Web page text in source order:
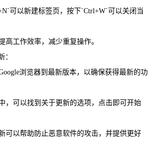
可以新建标签页，按下`Ctrl+W`可以关闭当
高工作效率，减少重复操作。
：
浏览器到最新版本，以确保获得最新的功
，可以找到关于更新的选项，点击即可开始
可以帮助防止恶意软件的攻击，并提供更好